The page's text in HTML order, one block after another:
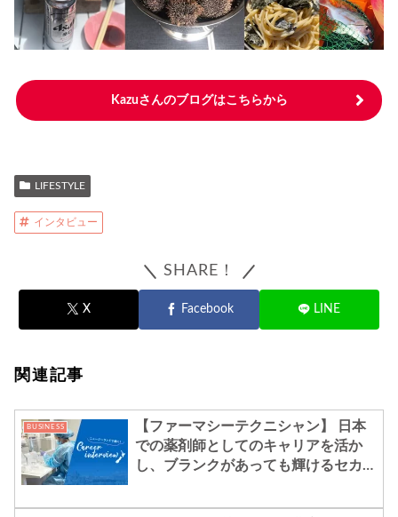
Kazuさんのブログはこちらから
LIFESTYLE
インタビュー
SHARE！
X Facebook LINE
関連記事
BUSINESS
【ファーマシーテクニシャン】 日本
での薬剤師としてのキャリアを活か
し、ブランクがあっても輝けるセカン